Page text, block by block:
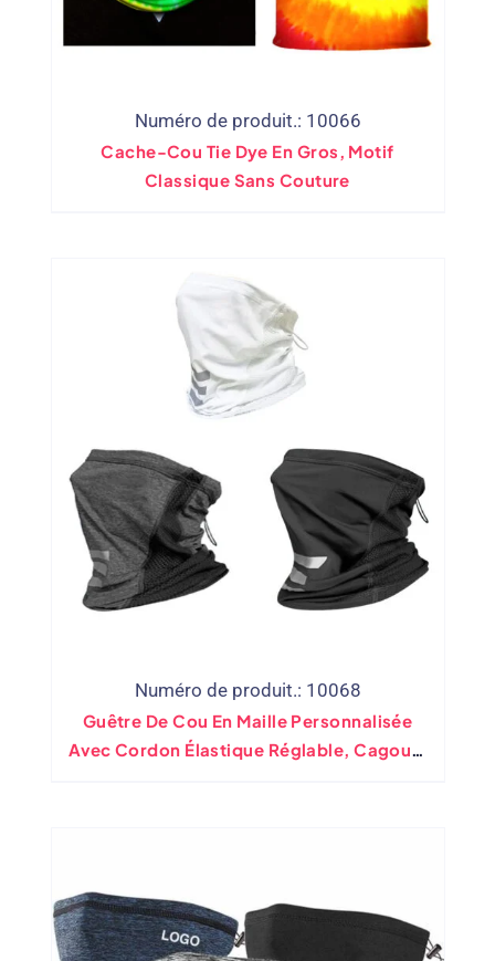
Numéro de produit.: 10066
Cache-Cou Tie Dye En Gros, Motif
Classique Sans Couture
Numéro de produit.: 10068
Guêtre De Cou En Maille Personnalisée
Avec Cordon Élastique Réglable, Cagoule